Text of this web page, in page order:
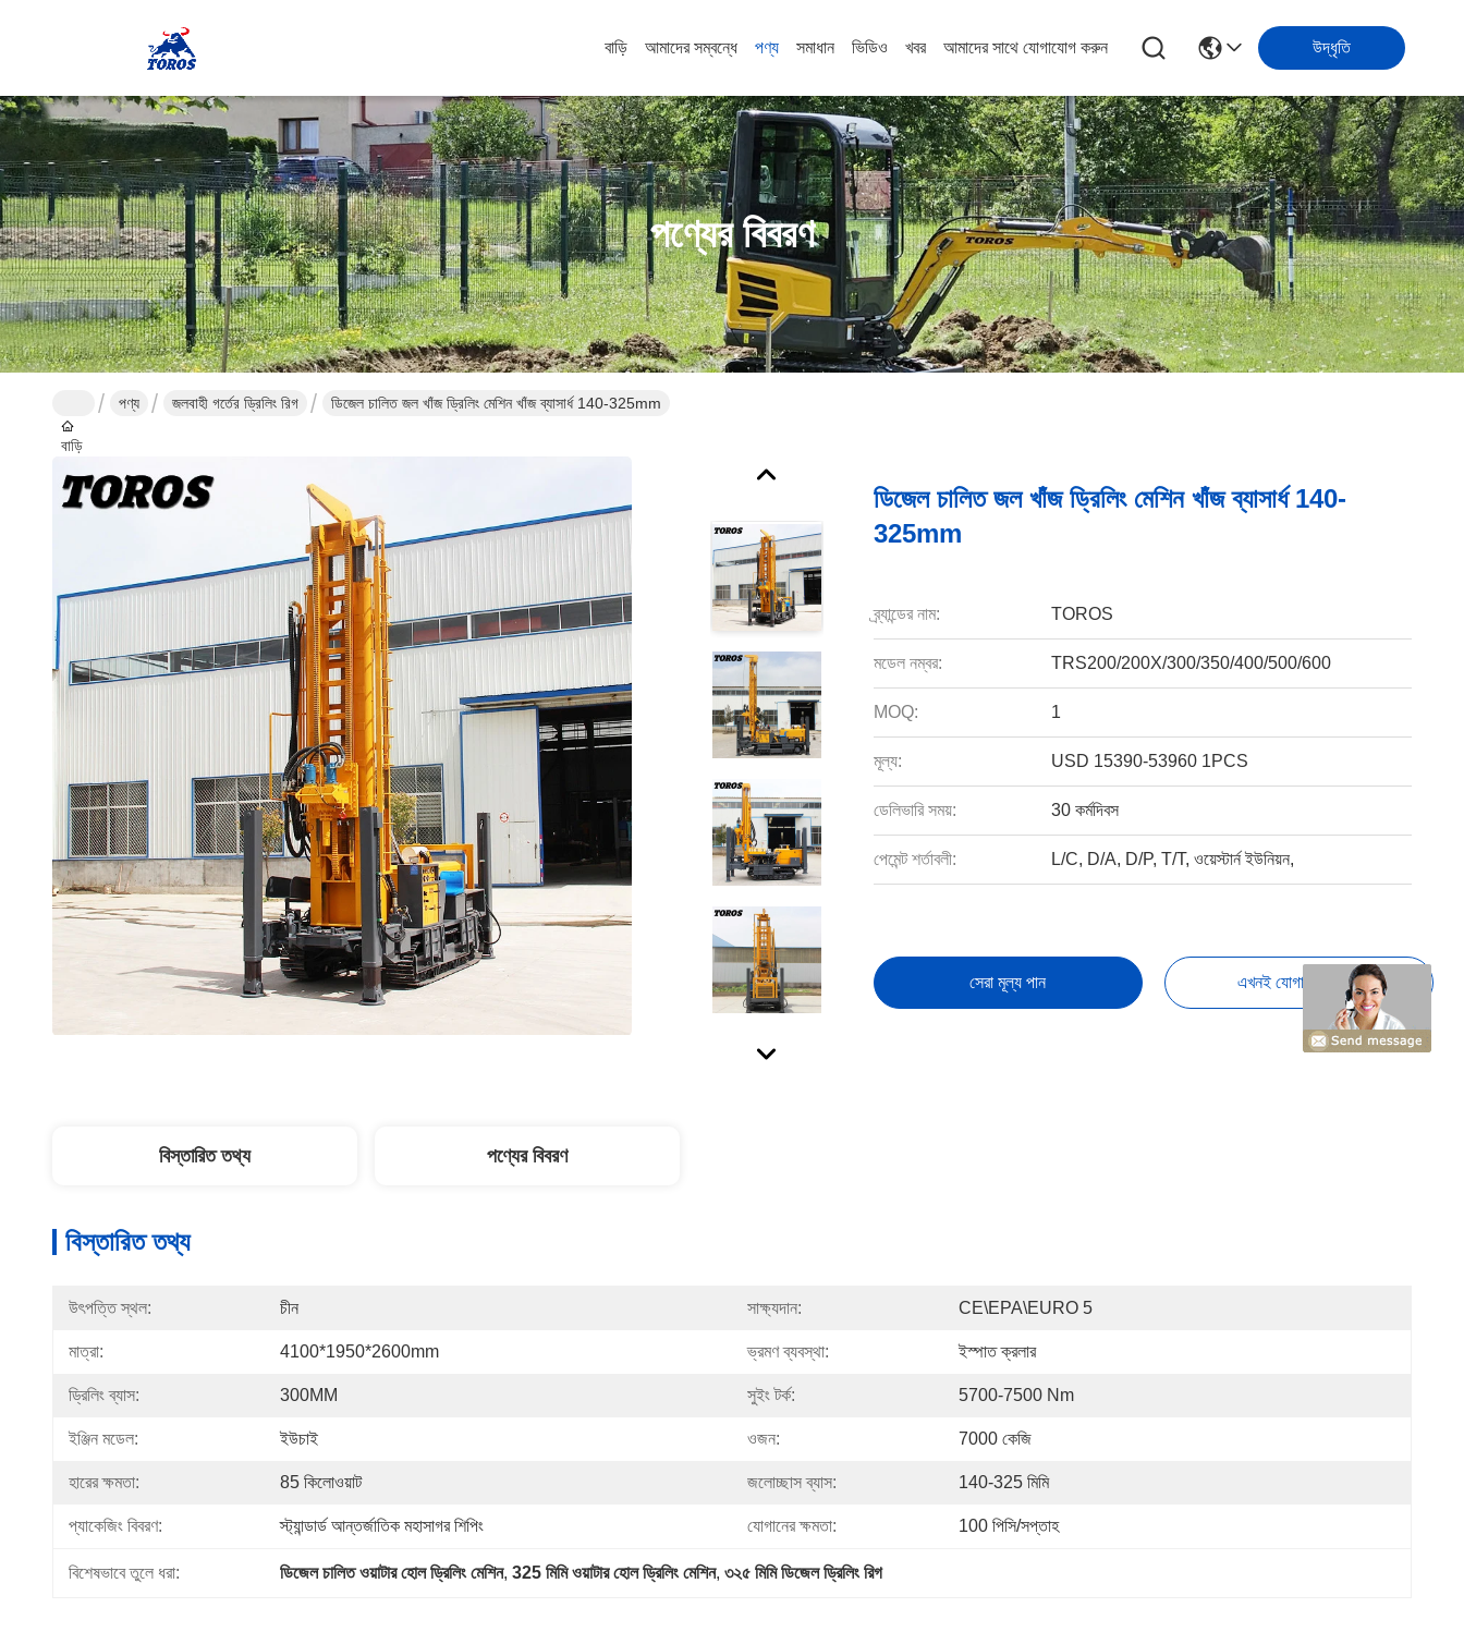
বাড়ি আমাদের সম্বন্ধে পণ্য সমাধান ভিডিও খবর আমাদের সাথে যোগাযোগ করুন উদ্ধৃতি
পণ্যের বিবরণ
বাড়ি
পণ্য জলবাহী গর্তের ড্রিলিং রিগ ডিজেল চালিত জল খাঁজ ড্রিলিং মেশিন খাঁজ ব্যাসার্ধ 140-325mm
ডিজেল চালিত জল খাঁজ ড্রিলিং মেশিন খাঁজ ব্যাসার্ধ 140-
325mm
ব্র্যান্ডের নাম: TOROS
মডেল নম্বর: TRS200/200X/300/350/400/500/600
MOQ: 1
মূল্য: USD 15390-53960 1PCS
ডেলিভারি সময়: 30 কর্মদিবস
পেমেন্ট শর্তাবলী: L/C, D/A, D/P, T/T, ওয়েস্টার্ন ইউনিয়ন,
সেরা মূল্য পান এখনই যোগাযোগ করুন
বিস্তারিত তথ্য পণ্যের বিবরণ
বিস্তারিত তথ্য
উৎপত্তি স্থল: চীন সাক্ষ্যদান: CE\EPA\EURO 5
মাত্রা: 4100*1950*2600mm ভ্রমণ ব্যবস্থা: ইস্পাত ক্রলার
ড্রিলিং ব্যাস: 300MM সুইং টর্ক: 5700-7500 Nm
ইঞ্জিন মডেল: ইউচাই ওজন: 7000 কেজি
হারের ক্ষমতা: 85 কিলোওয়াট জলোচ্ছাস ব্যাস: 140-325 মিমি
প্যাকেজিং বিবরণ: স্ট্যান্ডার্ড আন্তর্জাতিক মহাসাগর শিপিং যোগানের ক্ষমতা: 100 পিসি/সপ্তাহ
বিশেষভাবে তুলে ধরা: ডিজেল চালিত ওয়াটার হোল ড্রিলিং মেশিন, 325 মিমি ওয়াটার হোল ড্রিলিং মেশিন, ৩২৫ মিমি ডিজেল ড্রিলিং রিগ